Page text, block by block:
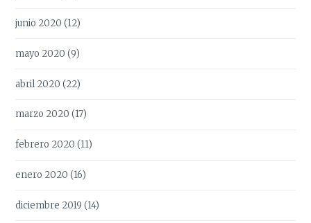
junio 2020 (12)
mayo 2020 (9)
abril 2020 (22)
marzo 2020 (17)
febrero 2020 (11)
enero 2020 (16)
diciembre 2019 (14)